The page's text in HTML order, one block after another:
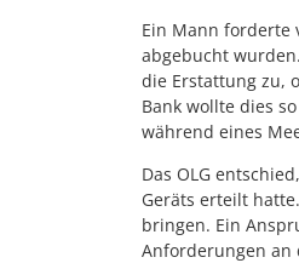
Ein Mann forderte
abgebucht
die Erstattung zu,
Bank wollte dies
während eines
Das OLG
Geräts erteilt
bringen. Ein
Anforderungen an